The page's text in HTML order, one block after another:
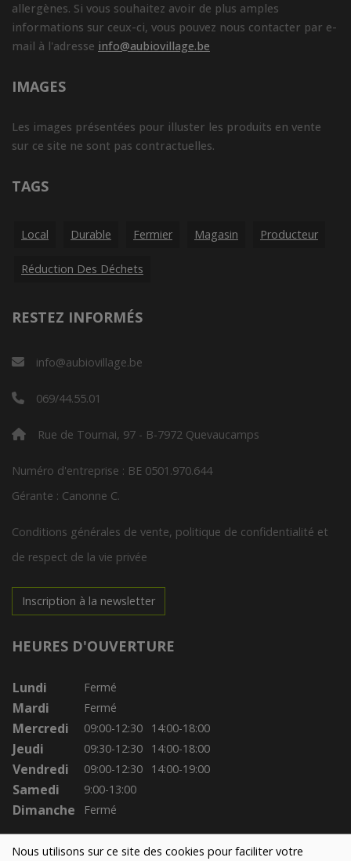
Nous utilisons sur ce site des cookies pour faciliter votre
allergènes. Si vous souhaitez avoir de plus amples
informations sur ceux-ci, vous pouvez nous contacter par e-
mail à l'adresse info@aubiovillage.be
IMAGES
Les images présentées pour illuster les produits en vente
sur ce site ne sont pas contractuelles.
TAGS
Local Durable Fermier Magasin Producteur
Réduction Des Déchets
RESTEZ INFORMÉS
info@aubiovillage.be
069/44.55.01
Rue de Tournai, 97 - B-7972 Quevaucamps
Numéro d'entreprise : BE 0501.970.644
Gérante : Canonne C.
Conditions générales de vente, politique de confidentialité et
de respect de la vie privée
Inscription à la newsletter
HEURES D'OUVERTURE
Lundi Fermé
Mardi Fermé
Mercredi 09:00-12:30 14:00-18:00
Jeudi 09:30-12:30 14:00-18:00
Vendredi 09:00-12:30 14:00-19:00
Samedi 9:00-13:00
Dimanche Fermé